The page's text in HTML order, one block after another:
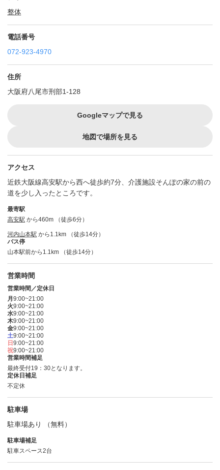
整体
電話番号
072-923-4970
住所
大阪府八尾市刑部1-128
Googleマップで見る
地図で場所を見る
アクセス
近鉄大阪線高安駅から西へ徒歩約7分、介護施設そんぽの家の前の
道を少し入ったところです。
最寄駅
高安駅 から460m （徒歩6分）
河内山本駅 から1.1km （徒歩14分）
バス停
山本駅前から1.1km （徒歩14分）
営業時間
営業時間／定休日
月 9:00~21:00
火9:00~21:00
水9:00~21:00
木9:00~21:00
金9:00~21:00
土9:00~21:00
日 9:00~21:00
祝9:00~21:00
営業時間補足
最終受付19：30となります。
定休日補足
不定休
駐車場
駐車場あり （無料）
駐車場補足
駐車スペース2台